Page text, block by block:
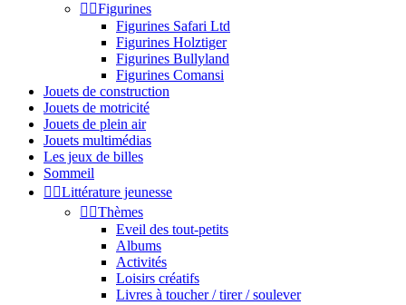
 Figurines
Figurines Safari Ltd
Figurines Holztiger
Figurines Bullyland
Figurines Comansi
Jouets de construction
Jouets de motricité
Jouets de plein air
Jouets multimédias
Les jeux de billes
Sommeil
 Littérature jeunesse
 Thèmes
Eveil des tout-petits
Albums
Activités
Loisirs créatifs
Livres à toucher / tirer / soulever